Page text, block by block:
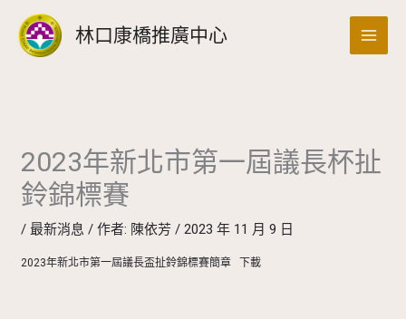
林口康橋推廣中心
2023年新北市第一屆議長杯扯
鈴錦標賽
/最新消息 / 作者: 陳依芳 /2023 年 11 月 9 日
2023年新北市第一屆議長盃扯鈴錦標賽簡章 下載
尋